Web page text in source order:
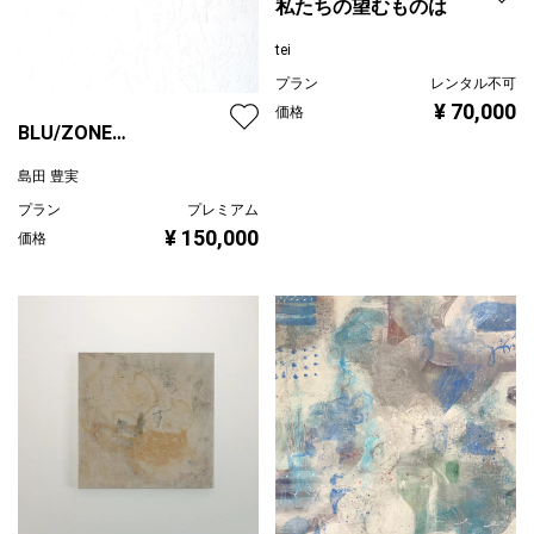
BLU/ZONE
島田 豊実
プラン
プレミアム
価格
¥ 150,000
私たちの望むものは
tei
プラン
レンタル不可
価格
¥ 70,000